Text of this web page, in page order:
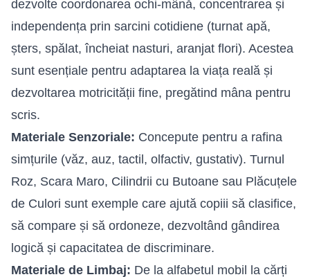
dezvolte coordonarea ochi-mână, concentrarea și
independența prin sarcini cotidiene (turnat apă,
șters, spălat, încheiat nasturi, aranjat flori). Acestea
sunt esențiale pentru adaptarea la viața reală și
dezvoltarea motricității fine, pregătind mâna pentru
scris.
Materiale Senzoriale: Concepute pentru a rafina
simțurile (văz, auz, tactil, olfactiv, gustativ). Turnul
Roz, Scara Maro, Cilindrii cu Butoane sau Plăcuțele
de Culori sunt exemple care ajută copiii să clasifice,
să compare și să ordoneze, dezvoltând gândirea
logică și capacitatea de discriminare.
Materiale de Limbaj: De la alfabetul mobil la cărți